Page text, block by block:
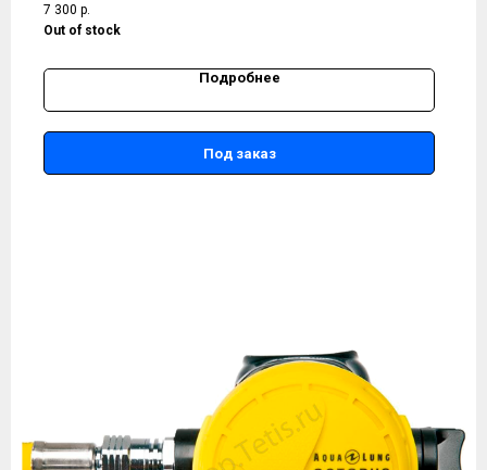
7 300 р.
Out of stock
Подробнее
Под заказ